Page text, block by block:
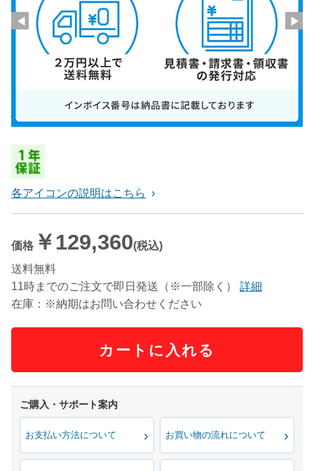
◀ ▶
各アイコンの説明はこちら
価格 ￥129,360(税込)
送料無料
11時までのご注文で即日発送（※一部除く）
詳細
在庫：※納期はお問い合わせください
カートに入れる
お支払い方法について お買い物の流れについて